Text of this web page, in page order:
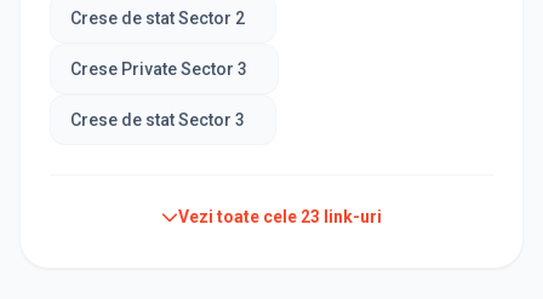
Crese de stat Sector 2
Crese Private Sector 3
Crese de stat Sector 3
Vezi toate cele 23 link-uri